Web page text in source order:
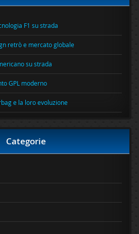
F1 su strada
retrò e mercato globale
su strada
GPL moderno
e la loro evoluzione
Categorie